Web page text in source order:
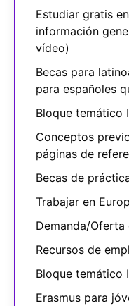
Estudiar gratis
información
vídeo)
Becas para
para españoles
Bloque temático
Conceptos
páginas de
Becas de
Trabajar en
Demanda/
Recursos de
Bloque temático
Erasmus para